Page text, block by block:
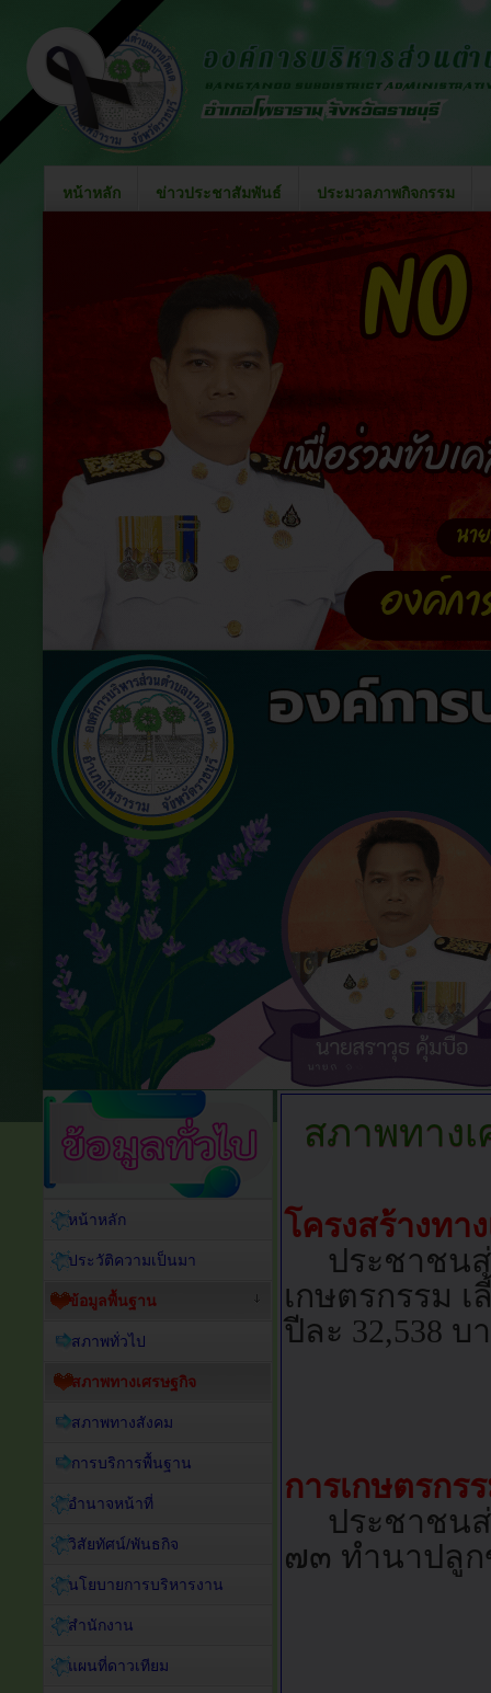
หน้าหลัก ข่าวประชาสัมพันธ์ ประมวลภาพกิจกรรม
สภาพทาง
โครงสร้างทา
ประชาชนส่
เกษตรกรรม
ปีละ 32,538 บ
การเกษตรกร
ประชาชนส่
๗๓ ทำนาปลูก
หน้าหลัก
ประวัติความเป็นมา
ข้อมูลพื้นฐาน
สภาพทั่วไป
สภาพทางเศรษฐกิจ
สภาพทางสังคม
การบริการพื้นฐาน
อำนาจหน้าที่
วิสัยทัศน์/พันธกิจ
นโยบายการบริหารงาน
สำนักงาน
แผนที่ดาวเทียม